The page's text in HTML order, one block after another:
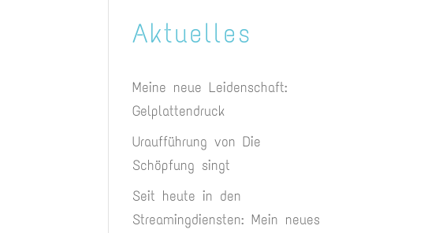
Aktuelles
Meine neue Leidenschaft:
Gelplattendruck
Uraufführung von Die
Schöpfung singt
Seit heute in den
Streamingdiensten: Mein neues